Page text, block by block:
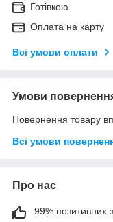
Готівкою
Оплата на карту
Всі умови оплати
Умови
Повернення товару
Всі умови
Про нас
99% позитивних з